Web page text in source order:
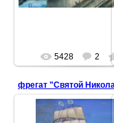
5428 2